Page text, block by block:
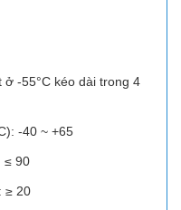
-55°C kéo dài trong 4
-40 ~ +65
≤ 90
≥ 20